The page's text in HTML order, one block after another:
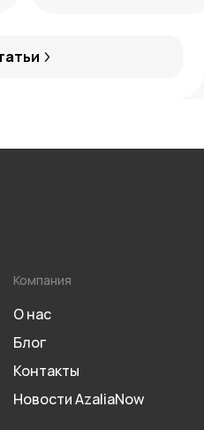
Компания
О нас
Блог
Контакты
Новости AzaliaNow